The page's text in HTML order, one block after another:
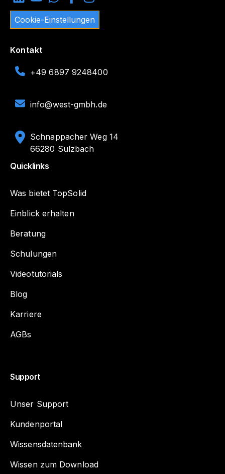
Cookie-Einstellungen
Kontakt
+49 6897 9248400
info@west-gmbh.de
Schnappacher Weg 14
66280 Sulzbach
Quicklinks
Was bietet TopSolid
Einblick erhalten
Beratung
Schulungen
Videotutorials
Blog
Karriere
AGBs
Support
Unser Support
Kundenportal
Wissensdatenbank
Wissen zum Download